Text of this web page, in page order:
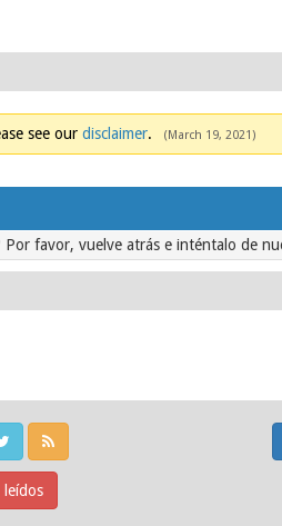
see our disclaimer. (March 19, 2021)
Por favor, vuelve atrás e inténtalo de
leídos